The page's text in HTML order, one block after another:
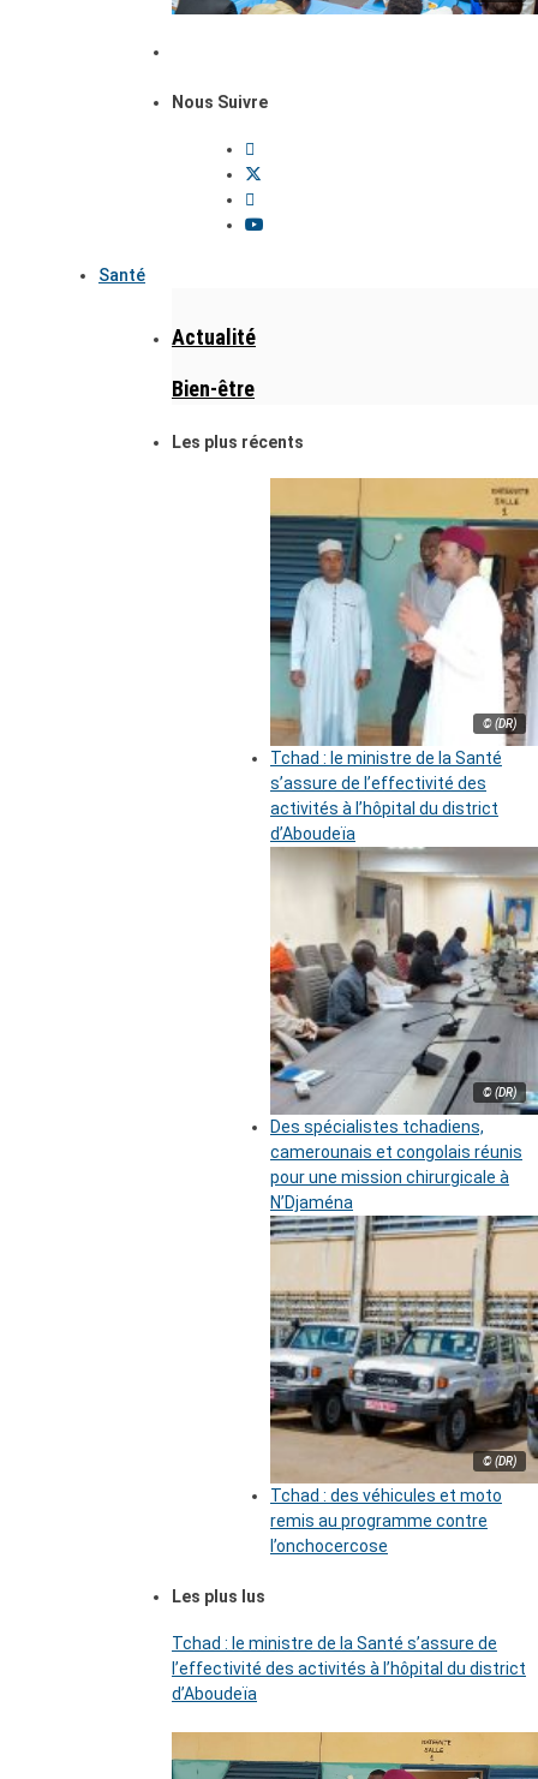
Nous Suivre
Santé
Actualité
Bien-être
Les plus récents
© (DR)
Tchad : le ministre de la Santé
s’assure de l’effectivité des
activités à l’hôpital du district
d’Aboudeïa
© (DR)
Des spécialistes tchadiens,
camerounais et congolais réunis
pour une mission chirurgicale à
N’Djaména
© (DR)
Tchad : des véhicules et moto
remis au programme contre
l’onchocercose
Les plus lus
Tchad : le ministre de la Santé s’assure de
l’effectivité des activités à l’hôpital du district
d’Aboudeïa